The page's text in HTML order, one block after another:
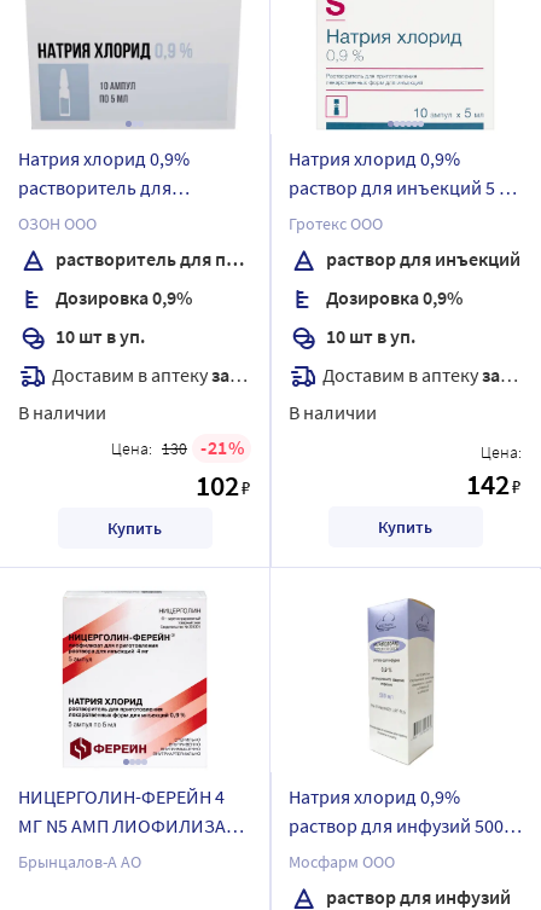
Натрия хлорид 0,9%
растворитель для
приготовления
лекарственных форм для
инъекций 5 мл ампулы 10
шт.
ОЗОН ООО
растворитель для приготовления лекарственных форм для инъекций
Дозировка 0,9%
10 шт в уп.
Доставим в аптекузавтра
В наличии
Цена: 130 21
102₽
Купить
Натрия хлорид 0,9%
раствор для инъекций 5 мл
ампулы 10 шт.
Гротекс ООО
раствор для инъекций
Дозировка 0,9%
10 шт в уп.
Доставим в аптекузавтра
В наличии
Цена:
142₽
Купить
НИЦЕРГОЛИН-ФЕРЕЙН 4
МГ N5 АМП ЛИОФИЛИЗАТ
Д/Р-РА Д/ИН+РАСТ-ЛЬ
Брынцалов-А АО
Натрия хлорид 0,9%
раствор для инфузий 500
мл бутылка 1 шт. пачка
картонная
Мосфарм ООО
раствор для инфузий